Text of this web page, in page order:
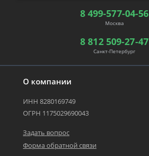
О компании
ИНН 8280169749
ОГРН 1175029690043
Задать вопрос
Форма обратной связи
8 499-577-04-56
Москва
8 812 509-27-47
Санкт-Петербург